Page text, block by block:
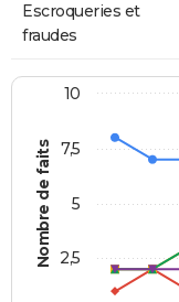
Escroqueries et
fraudes
Nombre de faits 2,5
5
7,5
10